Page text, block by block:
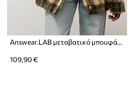
109,90 €